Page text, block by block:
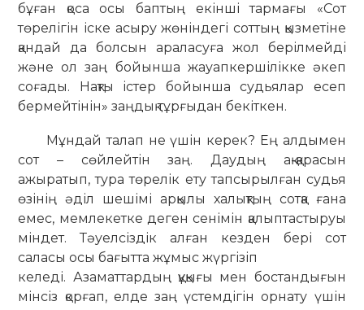
бұған қоса осы баптың екінші тармағы «Сот
төрелігін іске асыру жөніндегі соттың қызметіне
қандай да болсын араласуға жол берілмейді
және ол заң бойынша жауапкершілікке әкеп
соғады. Нақты істер бойынша судьялар есеп
бермейтінін» заңдық тұрғыдан бекіткен.
Мұндай талап не үшін керек? Ең алдымен
сот – сөйлейтін заң. Даудың ақ-қарасын
ажыратып, тура төрелік ету тапсырылған судья
өзінің әділ шешімі арқылы халықтың сотқа ғана
емес, мемлекетке деген сенімін қалыптастыруы
міндет. Тәуелсіздік алған кезден бері сот
саласы осы бағытта жұмыс жүргізіп
келеді. Азаматтардың құқығы мен бостандығын
мінсіз қорғап, елде заң үстемдігін орнату үшін